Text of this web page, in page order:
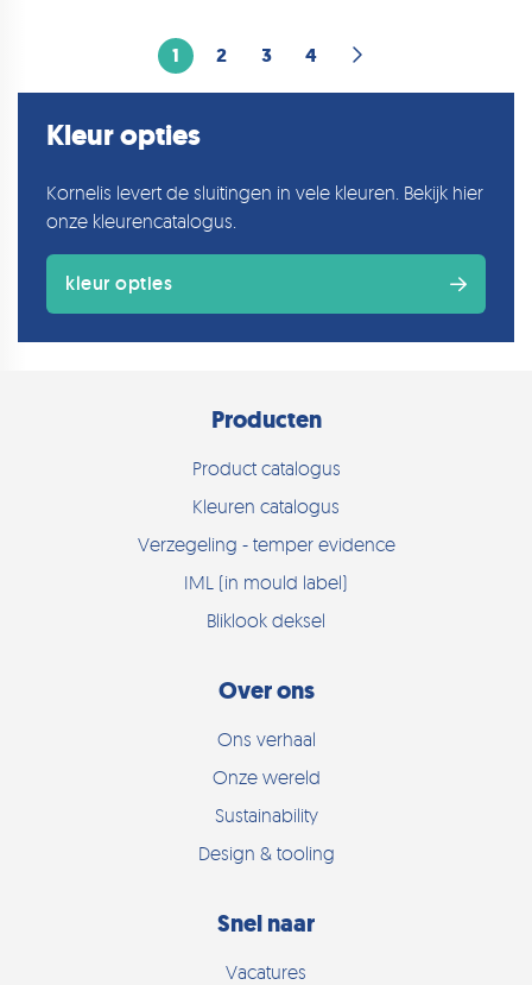
1 2 3 4
Kleur opties
Kornelis levert de sluitingen in vele kleuren. Bekijk hier
onze kleurencatalogus.
kleur opties
Producten
Product catalogus
Kleuren catalogus
Verzegeling - temper evidence
IML (in mould label)
Bliklook deksel
Over ons
Ons verhaal
Onze wereld
Sustainability
Design & tooling
Snel naar
Vacatures